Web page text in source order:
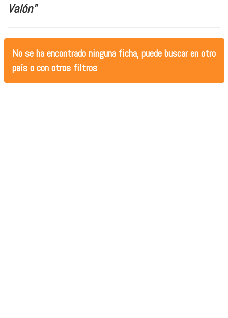
Valón"
No se ha encontrado ninguna ficha, puede buscar en otro
país o con otros filtros